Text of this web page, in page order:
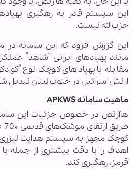
این سیستم قادر به رهگیری
حزب‌الله نیست.
این گزارش افزود که این سامانه در
مانند پهپادهای ایرانی “شاهد”
مقابله با پهپادهای کوچک نوع
ارتش اسرائیل در جنوب لبنان تبدیل
ماهیت سامانه APKWS
کوچک مجهز به سیستم هدایت
اهداف را با دقت بیشتری از جمله با
قرمز، رهگیری کند.